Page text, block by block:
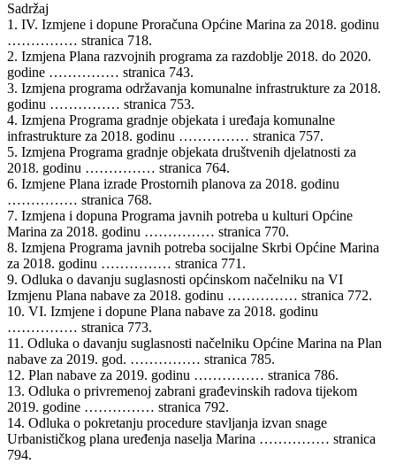
Sadržaj
1. IV. Izmjene i dopune Proračuna Općine Marina za 2018. godinu
…………… stranica 718.
2. Izmjena Plana razvojnih programa za razdoblje 2018. do 2020.
godine …………… stranica 743.
3. Izmjena programa održavanja komunalne infrastrukture za 2018.
godinu …………… stranica 753.
4. Izmjena Programa gradnje objekata i uređaja komunalne
infrastrukture za 2018. godinu …………… stranica 757.
5. Izmjena Programa gradnje objekata društvenih djelatnosti za
2018. godinu …………… stranica 764.
6. Izmjene Plana izrade Prostornih planova za 2018. godinu
…………… stranica 768.
7. Izmjena i dopuna Programa javnih potreba u kulturi Općine
Marina za 2018. godinu …………… stranica 770.
8. Izmjena Programa javnih potreba socijalne Skrbi Općine Marina
za 2018. godinu …………… stranica 771.
9. Odluka o davanju suglasnosti općinskom načelniku na VI
Izmjenu Plana nabave za 2018. godinu …………… stranica 772.
10. VI. Izmjene i dopune Plana nabave za 2018. godinu
…………… stranica 773.
11. Odluka o davanju suglasnosti načelniku Općine Marina na Plan
nabave za 2019. god. …………… stranica 785.
12. Plan nabave za 2019. godinu …………… stranica 786.
13. Odluka o privremenoj zabrani građevinskih radova tijekom
2019. godine …………… stranica 792.
14. Odluka o pokretanju procedure stavljanja izvan snage
Urbanističkog plana uređenja naselja Marina …………… stranica
794.